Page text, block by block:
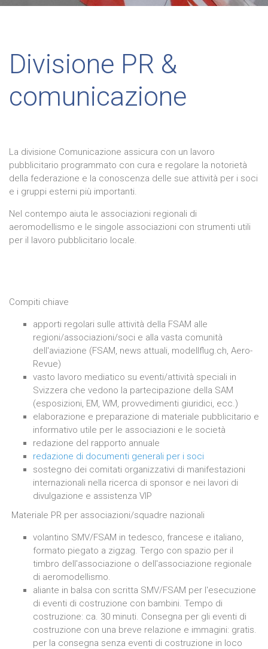
Divisione PR &
comunicazione
La divisione Comunicazione assicura con un lavoro
pubblicitario programmato con cura e regolare la notorietà
della federazione e la conoscenza delle sue attività per i soci
e i gruppi esterni più importanti.
Nel contempo aiuta le associazioni regionali di
aeromodellismo e le singole associazioni con strumenti utili
per il lavoro pubblicitario locale.
Compiti chiave
apporti regolari sulle attività della FSAM alle
regioni/associazioni/soci e alla vasta comunità
dell'aviazione (FSAM, news attuali, modellflug.ch, Aero-
Revue)
vasto lavoro mediatico su eventi/attività speciali in
Svizzera che vedono la partecipazione della SAM
(esposizioni, EM, WM, provvedimenti giuridici, ecc.)
elaborazione e preparazione di materiale pubblicitario e
informativo utile per le associazioni e le società
redazione del rapporto annuale
redazione di documenti generali per i soci
sostegno dei comitati organizzativi di manifestazioni
internazionali nella ricerca di sponsor e nei lavori di
divulgazione e assistenza VIP
Materiale PR per associazioni/squadre nazionali
volantino SMV/FSAM in tedesco, francese e italiano,
formato piegato a zigzag. Tergo con spazio per il
timbro dell'associazione o dell'associazione regionale
di aeromodellismo.
aliante in balsa con scritta SMV/FSAM per l'esecuzione
di eventi di costruzione con bambini. Tempo di
costruzione: ca. 30 minuti. Consegna per gli eventi di
costruzione con una breve relazione e immagini: gratis.
per la consegna senza eventi di costruzione in loco